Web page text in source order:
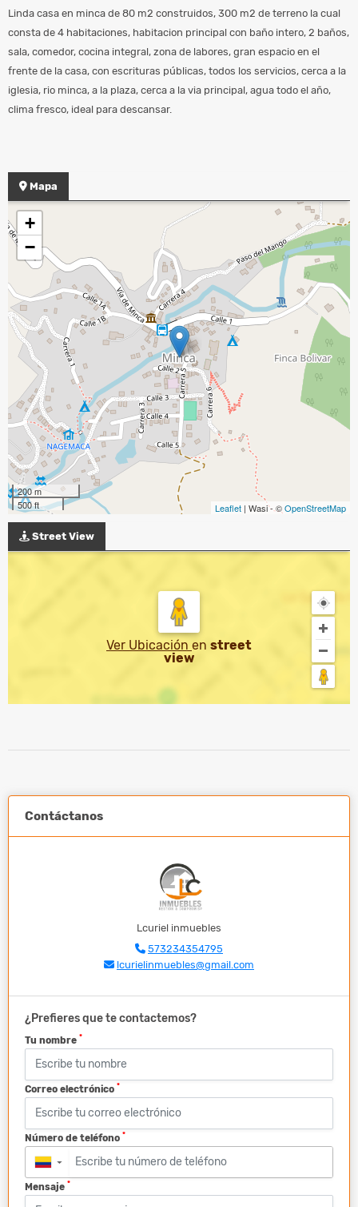
Linda casa en minca de 80 m2 construidos, 300 m2 de terreno la cual
consta de 4 habitaciones, habitacion principal con baño intero, 2 baños,
sala, comedor, cocina integral, zona de labores, gran espacio en el
frente de la casa, con escrituras públicas, todos los servicios, cerca a la
iglesia, rio minca, a la plaza, cerca a la via principal, agua todo el año,
clima fresco, ideal para descansar.
Mapa
+
−
200 m
500 ft
Leaflet | Wasi - ©OpenStreetMap
Street View
Ver Ubicación en street
view
Contáctanos
Lcuriel inmuebles
573234354795
lcurielinmuebles@gmail.com
¿Prefieres que te contactemos?
Tu nombre *
Correo electrónico *
Número de teléfono *
▼
Mensaje *